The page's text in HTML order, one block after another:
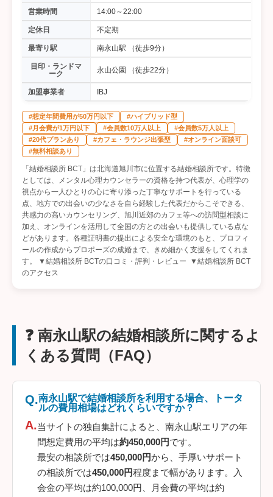
営業時間 14:00～22:00
定休日 不定期
最寄り駅 南永山駅 （徒歩9分）
目印・ランドマ
ーク
永山公園 （徒歩22分）
加盟事業者 IBJ
#想定年間費用が50万円以下
#ハイブリッド型
#月会費が1万円以下
#会員数10万人以上
#会員数5万人以上
#20代プランあり
#カフェ・ラウンジ出張型
#オンライン面談可
#無料相談あり
「結婚相談所 BCT」は北海道旭川市に位置する結婚相談所です。特徴
としては、メンタル心理カウンセラーの資格を持つ代表が、心理学の
視点から一人ひとりの心に寄り添った丁寧なサポートを行っている
点、地方での出会いの少なさを自ら経験した代表だからこそできる、
共感力の高いカウンセリング、旭川近郊のカフェ等への訪問型相談に
加え、オンラインを活用して全国の方との出会いも提供している点な
どがあります。各種証明書の提出による安全な環境のもと、プロフィ
ールの作成からプロポーズの成婚まで、きめ細かく支援をしてくれま
す。 ▼結婚相談所 BCTの口コミ・評判・レビュー ▼結婚相談所 BCT
のアクセス
❓ 南永山駅の結婚相談所に関するよ
くある質問（FAQ）
南永山駅で結婚相談所を利用する場合、トータ
ルの費用相場はどれくらいですか？
当サイトの独自集計によると、南永山駅エリアの年
間想定費用の平均は約450,000円です。
最安の相談所では450,000円から、手厚いサポート
の相談所では450,000円程度まで幅があります。入
会金の平均は約100,000円、月会費の平均は約